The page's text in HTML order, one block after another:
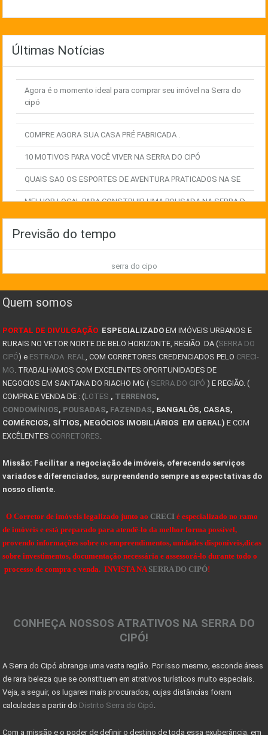
Últimas Notícias
Agora é o momento ideal para comprar seu imóvel na Serra do
cipó
COMPRE AGORA SUA CASA PRÉ FABRICADA .
10 MOTIVOS PARA VOCÊ VIVER NA SERRA DO CIPÓ
QUAIS SAO OS ESPORTES DE AVENTURA PRATICADOS NA SE
MELHOR LOCAL PARA CONSTRUIR UMA POUSADA NA SERRA D
TIPOS DE CASAS PRÉ FABRICADAS
8 FATORES QUE LEVAM UMA PESSOA A COMPRAR UM IMÓVEL
AVALIAÇÃO DE IMÓVEIS NA SERRA DO CIPÓ
Descubra a magia do inverno na Serra do Cipó !
COMO COMPRAR UM IMÓVEL DE LEILÃO NA SERRA DO CIPÓ
CASAS PARA ALUGAR SERRA DO CIPÓ E LAPINHA
PLANTAS DE KITNET
10 Dicas de como projetar e construir sua casa de
VALE A PENA INVESTIR EM UM LOTE OU TERRENO?
Dicas de Como Fazer o Circuito Cicloturista da Se
SENSACIONAIS DICAS NA HORA DE COMPRAR UMA FAZENDA
DICAS PARA OBSERVAÇÃO DE AVES NA SERRA DO CIPÓ
Projeto das 10 travessias fecha ciclo comemorativo
7 coisas que você precisa saber antes de morar no
Sinais de recuperação: mercado imobiliário tem per
Mercado imobiliário volta a crescer após encolher
Previsão do tempo
serra do cipo
Quem somos
PORTAL DE DIVULGAÇÃO ESPECIALIZADO EM IMÓVEIS URBANOS E
RURAIS NO VETOR NORTE DE BELO HORIZONTE, REGIÃO DA (SERRA DO
CIPÓ) e ESTRADA REAL , COM CORRETORES CREDENCIADOS PELO CRECI-
MG . TRABALHAMOS COM EXCELENTES OPORTUNIDADES DE
NEGOCIOS EM SANTANA DO RIACHO MG ( SERRA DO CIPÓ ) E REGIÃO. (
COMPRA E VENDA DE : (LOTES , TERRENOS,
CONDOMÍNIOS, POUSADAS, FAZENDAS, BANGALÔS, CASAS,
COMÉRCIOS, SÍTIOS, NEGÓCIOS IMOBILIÁRIOS EM GERAL) E COM
EXCÊLENTES CORRETORES
Missão: Facilitar a negociação de imóveis, oferecendo serviços
variados e diferenciados, surpreendendo sempre as expectativas do
nosso cliente.
O Corretor de imóveis legalizado junto ao CRECI é especializado no ramo
de imóveis e está preparado para atendê-lo da melhor forma possível,
provendo informações sobre os empreendimentos, unidades disponíveis,dicas
sobre investimentos, documentação necessária e assessorá-lo durante todo o
processo de compra e venda. INVISTA NA SERRA DO CIPÓ!
CONHEÇA NOSSOS ATRATIVOS NA SERRA DO
CIPÓ!
A Serra do Cipó abrange uma vasta região. Por isso mesmo, esconde áreas
de rara beleza que se constituem em atrativos turísticos muito especiais.
Veja, a seguir, os lugares mais procurados, cujas distâncias foram
calculadas a partir do Distrito Serra do Cipó
Com a missão e o poder de definir o destino de toda essa exuberância, em